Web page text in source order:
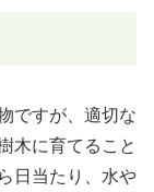
ですが、適切な
木に育てること
日当たり、水や